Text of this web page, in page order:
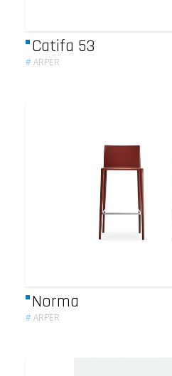
Catifa 53
#ARPER
Norma
#ARPER